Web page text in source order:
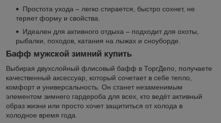
Простота ухода – легко стирается, быстро сохнет, не
теряет форму и свойства.
Идеален для активного отдыха – подходит для охоты,
рыбалки, походов, катания на лыжах и сноуборде.
Бафф мужской зимний купить
Выбирая двухслойный флисовый бафф в ТоргДепо, получаете
качественный аксессуар, который сочетает в себе тепло,
комфорт и универсальность. Он станет незаменимым
элементом зимнего гардероба для всех, кто ведёт активный
образ жизни или просто хочет защититься от холода в
холодное время года.